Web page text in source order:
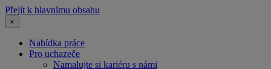
Přejít k hlavnímu obsahu
×
Nabídka práce
Pro uchazeče
Namalujte si kariéru s námi